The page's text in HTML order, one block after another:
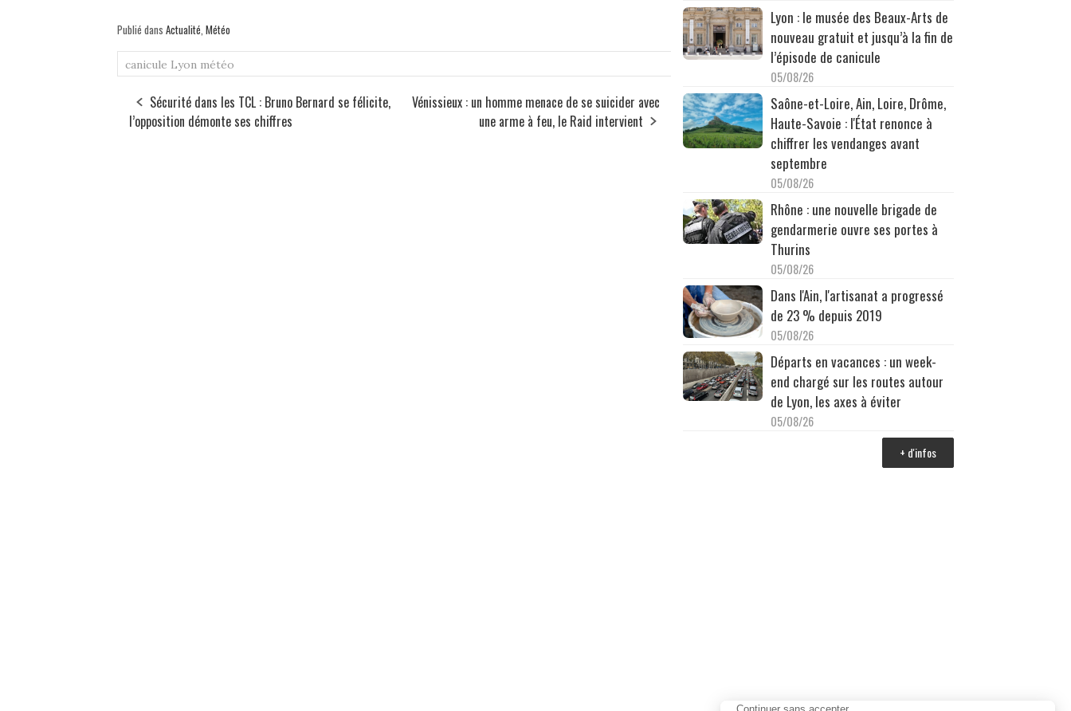
Publié dans Actualité, Météo
canicule Lyon météo
Sécurité dans les TCL : Bruno Bernard se félicite,
l’opposition démonte ses chiffres
Vénissieux : un homme menace de se suicider avec
une arme à feu, le Raid intervient
Lyon : le musée des Beaux-Arts de
nouveau gratuit et jusqu’à la fin de
l’épisode de canicule
05/08/26
Saône-et-Loire, Ain, Loire, Drôme,
Haute-Savoie : l'État renonce à
chiffrer les vendanges avant
septembre
05/08/26
Rhône : une nouvelle brigade de
gendarmerie ouvre ses portes à
Thurins
05/08/26
Dans l'Ain, l'artisanat a progressé
de 23 % depuis 2019
05/08/26
Départs en vacances : un week-
end chargé sur les routes autour
de Lyon, les axes à éviter
05/08/26
+ d'infos